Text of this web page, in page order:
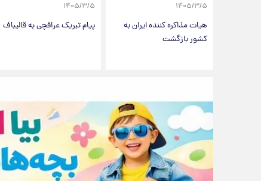
۱۴۰۵/۳/۵
هیات مذاکره کننده ایران به
کشور بازگشت
۱۴۰۵/۳/۵
پیام تبریک عراقچی به قالیباف